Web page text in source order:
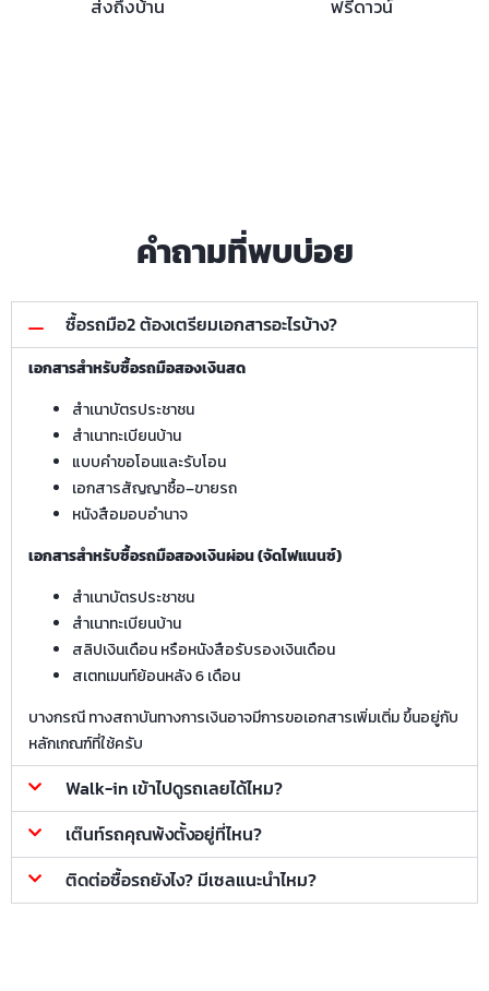
ส่งถึงบ้าน ฟรีดาวน์
คำถามที่พบบ่อย
ซื้อรถมือ2 ต้องเตรียมเอกสารอะไรบ้าง?
เอกสารสำหรับซื้อรถมือสองเงินสด
สำเนาบัตรประชาชน
สำเนาทะเบียนบ้าน
แบบคำขอโอนและรับโอน
เอกสารสัญญาซื้อ–ขายรถ
หนังสือมอบอำนาจ
เอกสารสำหรับซื้อรถมือสองเงินผ่อน (จัดไฟแนนซ์)
สำเนาบัตรประชาชน
สำเนาทะเบียนบ้าน
สลิปเงินเดือน หรือหนังสือรับรองเงินเดือน
สเตทเมนท์ย้อนหลัง 6 เดือน
บางกรณี ทางสถาบันทางการเงินอาจมีการขอเอกสารเพิ่มเติ่ม ขึ้นอยู่กับ
หลักเกณฑ์ที่ใช้ครับ
Walk-in เข้าไปดูรถเลยได้ไหม?
เต๊นท์รถคุณพ้งตั้งอยู่ที่ไหน?
ติดต่อซื้อรถยังไง? มีเซลแนะนำไหม?